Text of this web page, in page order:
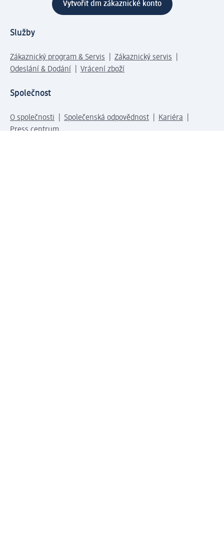
Vytvořit dm zákaznické konto
Služby
Zákaznický program & Servis
Zákaznický servis
Odeslání & Dodání
Vrácení zboží
Společnost
O společnosti Společenská odpovědnost
Kariéra
Press centrum